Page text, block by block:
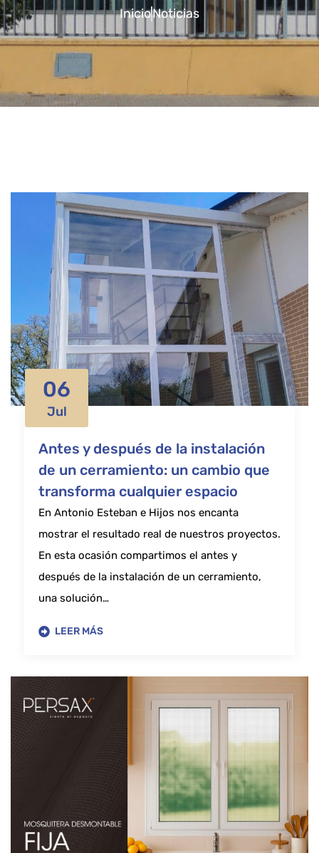
InicioNoticias
06
Jul
Antes y después de la instalación
de un cerramiento: un cambio que
transforma cualquier espacio
En Antonio Esteban e Hijos nos encanta
mostrar el resultado real de nuestros proyectos.
En esta ocasión compartimos el antes y
después de la instalación de un cerramiento,
una solución…
LEER MÁS